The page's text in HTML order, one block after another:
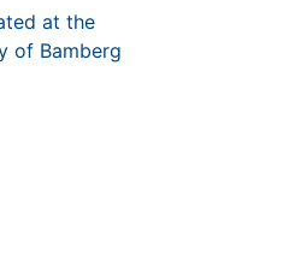
at the
of Bamberg